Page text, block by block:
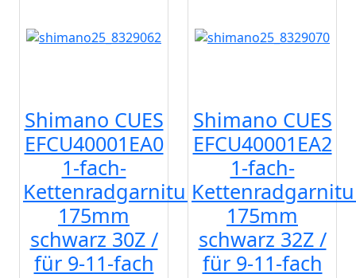
Shimano CUES
EFCU40001EA0
1-fach-
Kettenradgarnitur
175mm
schwarz 30Z /
für 9-11-fach
Shimano CUES
EFCU40001EA2
1-fach-
175mm
schwarz 32Z /
für 9-11-fach